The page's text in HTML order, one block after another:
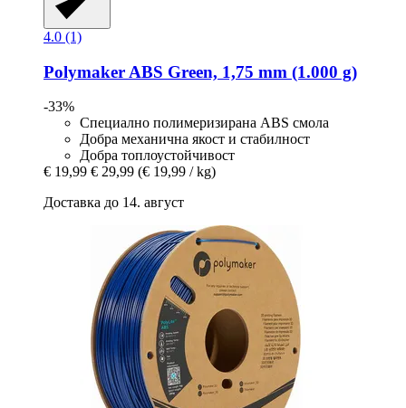
4.0 (1)
Polymaker ABS Green, 1,75 mm (1.000 g)
-33%
Специално полимеризирана ABS смола
Добра механична якост и стабилност
Добра топлоустойчивост
€ 19,99 € 29,99 (€ 19,99 / kg)
Доставка до 14. август